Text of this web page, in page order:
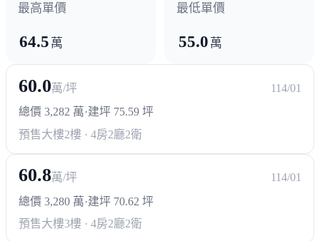
最高單價
64.5 萬
最低單價
55.0 萬
60.0萬/坪
114/01
總價 3,282 萬·建坪 75.59 坪
預售大樓2樓 · 4房2廳2衛
60.8萬/坪
114/01
總價 3,280 萬·建坪 70.62 坪
預售大樓3樓 · 4房2廳2衛